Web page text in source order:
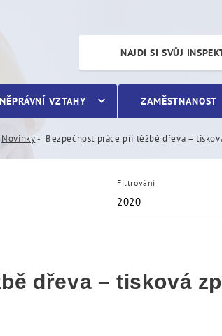
– tisková
NAJDI SI SVŮJ
VZTAHY ZAMĚSTNANOST
Novinky Bezpečnost práce při těžbě dřeva –
Filtrování
2020
dřeva – tisková